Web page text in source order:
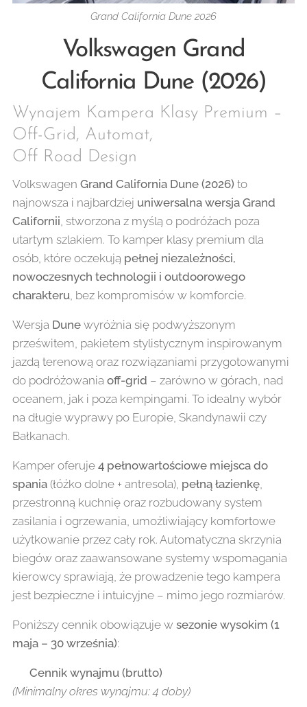
Grand California Dune 2026
Volkswagen Grand
California Dune (2026)
Wynajem Kampera Klasy Premium –
Off-Grid, Automat,
Off Road Design
Volkswagen Grand California Dune (2026) to
najnowsza i najbardziej uniwersalna wersja Grand
Californii, stworzona z myślą o podróżach poza
utartym szlakiem. To kamper klasy premium dla
osób, które oczekują pełnej niezależności,
nowoczesnych technologii i outdoorowego
charakteru, bez kompromisów w komforcie.
Wersja Dune wyróżnia się podwyższonym
prześwitem, pakietem stylistycznym inspirowanym
jazdą terenową oraz rozwiązaniami przygotowanymi
do podróżowania off-grid – zarówno w górach, nad
oceanem, jak i poza kempingami. To idealny wybór
na długie wyprawy po Europie, Skandynawii czy
Bałkanach.
Kamper oferuje 4 pełnowartościowe miejsca do
spania (łóżko dolne + antresola), pełną łazienkę,
przestronną kuchnię oraz rozbudowany system
zasilania i ogrzewania, umożliwiający komfortowe
użytkowanie przez cały rok. Automatyczna skrzynia
biegów oraz zaawansowane systemy wspomagania
kierowcy sprawiają, że prowadzenie tego kampera
jest bezpieczne i intuicyjne – mimo jego rozmiarów.
Poniższy cennik obowiązuje w sezonie wysokim (1
maja – 30 września):
Cennik wynajmu (brutto)
(Minimalny okres wynajmu: 4 doby)